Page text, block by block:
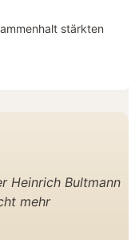
stärkten
Heinrich Bultmann
mehr